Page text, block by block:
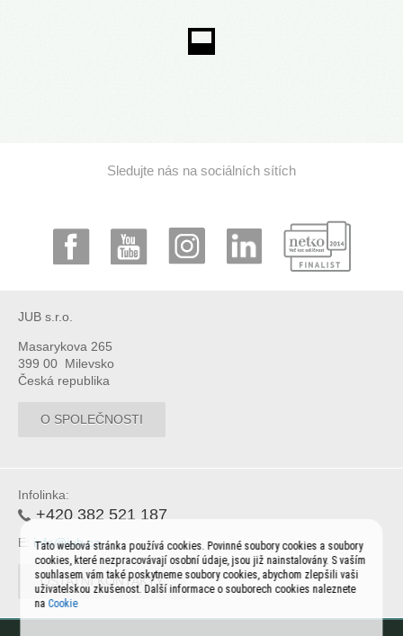
Sledujte nás na sociálních sítích
JUB s.r.o.
Masarykova 265
399 00 Milevsko
Česká republika
O SPOLEČNOSTI
Infolinka:
+420 382 521 187
E: info@jub.cz
OSTATNÍ KONTAKTY
Tato webová stránka používá cookies. Povinné soubory cookies a soubory
cookies, které nezpracovávají osobní údaje, jsou již nainstalovány. S vaším
souhlasem vám také poskytneme soubory cookies, abychom zlepšili vaši
uživatelskou zkušenost. Další informace o souborech cookies naleznete
na Cookie